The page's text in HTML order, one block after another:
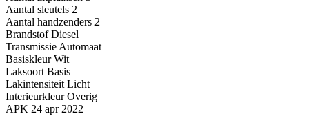
Aantal sleutels 2
Aantal handzenders 2
Brandstof Diesel
Transmissie Automaat
Basiskleur Wit
Laksoort Basis
Lakintensiteit Licht
Interieurkleur Overig
APK 24 apr 2022